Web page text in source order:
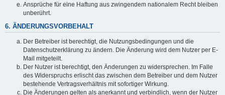
Ansprüche für eine Haftung aus zwingendem nationalem Recht bleiben
unberührt.
6. ÄNDERUNGSVORBEHALT
Der Betreiber ist berechtigt, die Nutzungsbedingungen und die
Datenschutzerklärung zu ändern. Die Änderung wird dem Nutzer per E-
Mail mitgeteilt.
Der Nutzer ist berechtigt, den Änderungen zu widersprechen. Im Falle
des Widerspruchs erlischt das zwischen dem Betreiber und dem Nutzer
bestehende Vertragsverhältnis mit sofortiger Wirkung.
Die Änderungen gelten als anerkannt und verbindlich, wenn der Nutzer